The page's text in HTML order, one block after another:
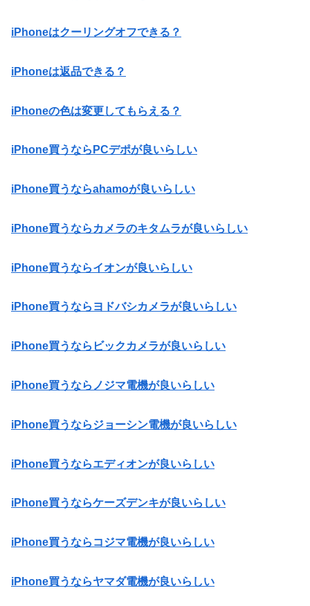
iPhoneはクーリングオフできる？
iPhoneは返品できる？
iPhoneの色は変更してもらえる？
iPhone買うならPCデポが良いらしい
iPhone買うならahamoが良いらしい
iPhone買うならカメラのキタムラが良いらしい
iPhone買うならイオンが良いらしい
iPhone買うならヨドバシカメラが良いらしい
iPhone買うならビックカメラが良いらしい
iPhone買うならノジマ電機が良いらしい
iPhone買うならジョーシン電機が良いらしい
iPhone買うならエディオンが良いらしい
iPhone買うならケーズデンキが良いらしい
iPhone買うならコジマ電機が良いらしい
iPhone買うならヤマダ電機が良いらしい